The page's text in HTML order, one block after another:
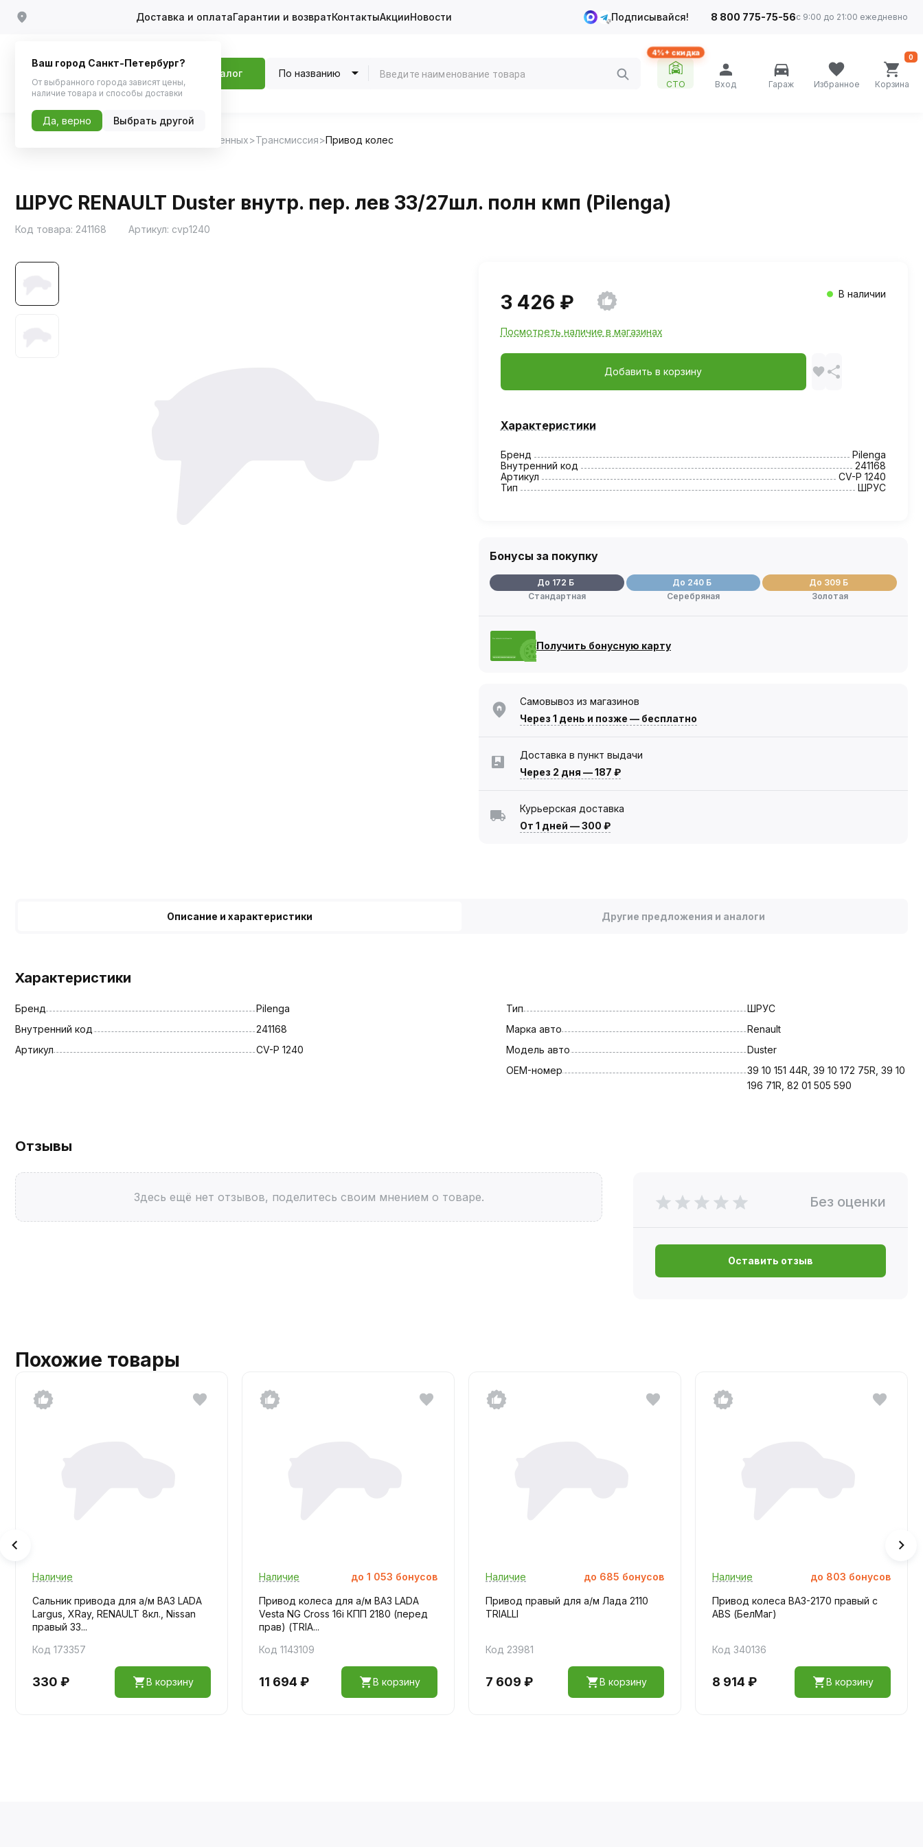
Доставка и оплатаГарантии и возвратКонтактыАкцииНовости Подписывайся! 8 800 775-75-56с 9:00 до 21:00 ежедневно
Каталог По названию
4%+ скидка
СТО Вход Гараж Избранное Корзина
0
Запчасти для отечественных Трансмиссия Привод колес
ШРУС RENAULT Duster внутр. пер. лев 33/27шл. полн кмп (Pilenga)
Код товара: 241168 Артикул: cvp1240
3 426 ₽ В наличии
Посмотреть наличие в магазинах
Добавить в корзину
Характеристики
Бренд
Pilenga
Внутренний код
241168
Артикул
CV-P 1240
Тип
ШРУС
Бонусы за покупку
До 172 Б
Стандартная
До 240 Б
Серебряная
До 309 Б
Золотая
Получить бонусную карту
Самовывоз из магазинов
Через 1 день и позже — бесплатно
Доставка в пункт выдачи
Через 2 дня —187 ₽
Курьерская доставка
От 1 дней —300 ₽
Описание и характеристики Другие предложения и аналоги
Характеристики
Бренд
Pilenga
Внутренний код
241168
Артикул
CV-P 1240
Тип
ШРУС
Марка авто
Renault
Модель авто
Duster
OEM-номер
39 10 151 44R, 39 10 172 75R, 39 10
196 71R, 82 01 505 590
Отзывы
Здесь ещё нет отзывов, поделитесь своим мнением о товаре. Без оценки
Оставить отзыв
Похожие товары
Наличие
Сальник привода для а/м ВАЗ LADA
Largus, XRay, RENAULT 8кл., Nissan
правый 33...
Код 173357
330 ₽ В корзину
Наличие до 1 053 бонусов
Привод колеса для а/м ВАЗ LADA
Vesta NG Cross 16i КПП 2180 (перед
прав) (TRIA...
Код 1143109
11 694 ₽ В корзину
Наличие до 685 бонусов
Привод правый для а/м Лада 2110
TRIALLI
Код 23981
7 609 ₽ В корзину
Наличие до 803 бонусов
Привод колеса ВАЗ-2170 правый с
ABS (БелМаг)
Код 340136
8 914 ₽ В корзину
Ваш город Санкт-Петербург?
От выбранного города зависят цены,
наличие товара и способы доставки
Да, верно Выбрать другой